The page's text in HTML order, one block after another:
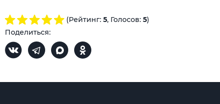
(Рейтинг: 5, Голосов: 5)
Поделиться: